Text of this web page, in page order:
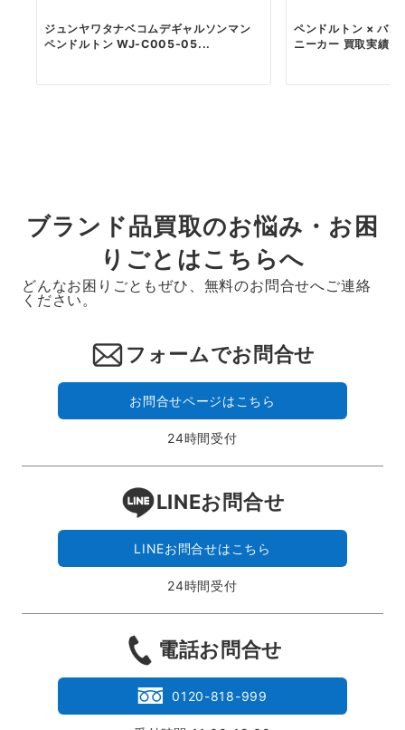
ジュンヤワタナベコムデギャルソンマン
ペンドルトン WJ-C005-05...
ペンドルトン × バン
ニーカー 買取実績
ブランド品買取のお悩み・お困
りごとはこちらへ
どんなお困りごともぜひ、無料のお問合せへご連絡
ください。
フォームでお問合せ
お問合せページはこちら
24時間受付
LINEお問合せ
LINEお問合せはこちら
24時間受付
電話お問合せ
0120-818-999